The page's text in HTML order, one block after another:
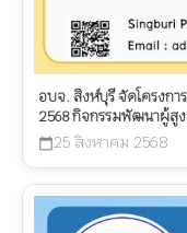
อบจ. สิงห์บุรี จัดโครงก
2568 กิจกรรมพัฒนาผู้สู
calendar_today 25 สิงหาคม 2568